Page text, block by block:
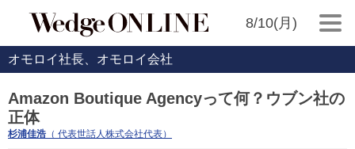
8/10(月)
オモロイ社長、オモロイ会社
Amazon Boutique Agencyって何？ウブン社の
正体
杉浦佳浩 （ 代表世話人株式会社代表）